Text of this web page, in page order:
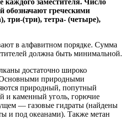
каждого заместителя. Число
обозначают греческими
три-(три), тетра- (четыре),
в алфавитном порядке. Сумма
должна быть минимальной.
достаточно широко
Основными природными
природный, попутный
и каменный уголь, горючие
— газовые гидраты (найдены
и под океанами). Также метан